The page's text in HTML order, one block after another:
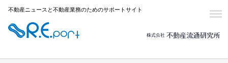
不動産ニュースと不動産業務のためのサポートサイト